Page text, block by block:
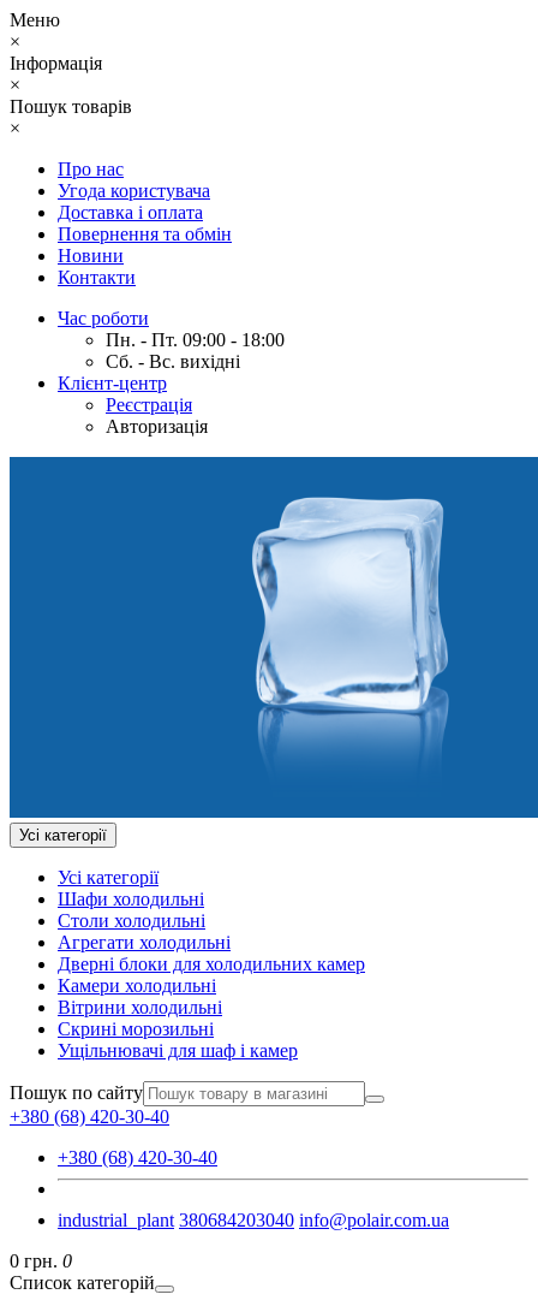
Меню
×
Інформація
×
Пошук товарів
×
Про нас
Угода користувача
Доставка і оплата
Повернення та обмін
Новини
Контакти
Час роботи
Пн. - Пт. 09:00 - 18:00
Сб. - Вс. вихідні
Клієнт-центр
Реєстрація
Авторизація
Усі категорії
Усі категорії
Шафи холодильні
Столи холодильні
Агрегати холодильні
Дверні блоки для холодильних камер
Камери холодильні
Вітрини холодильні
Скрині морозильні
Ущільнювачі для шаф і камер
Пошук по сайту
+380 (68) 420-30-40
+380 (68) 420-30-40
industrial_plant 380684203040 info@polair.com.ua
0 грн. 0
Список категорій